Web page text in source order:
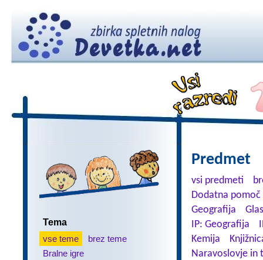
Tema
vse teme
brez teme
Bralne igre
Predmet
vsi predmeti
Dodatna
Geografija
IP: Geografija
Kemija
Naravoslovje in